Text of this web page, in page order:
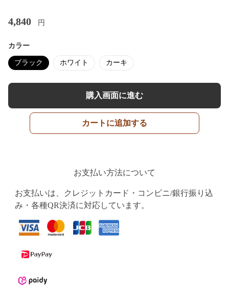
4,840 円
カラー
ブラック ホワイト カーキ
購入画面に進む
カートに追加する
お支払い方法について
お支払いは、クレジットカード・コンビニ/銀行振り込
み・各種QR決済に対応しています。